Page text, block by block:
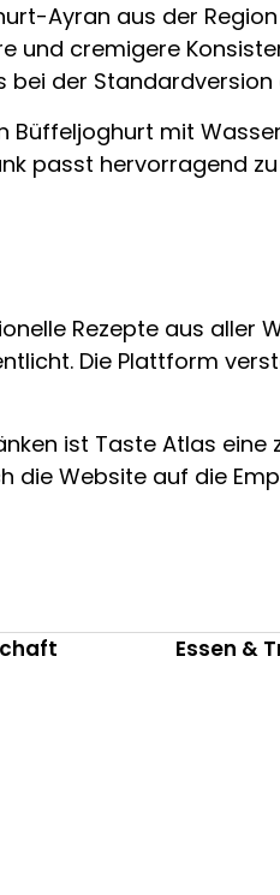
Ayran aus der
und cremigere
der Standardversion
mit
passt hervorragend
Rezepte aus aller
Die Plattform
ist Taste Atlas
die Website auf die
Essen &